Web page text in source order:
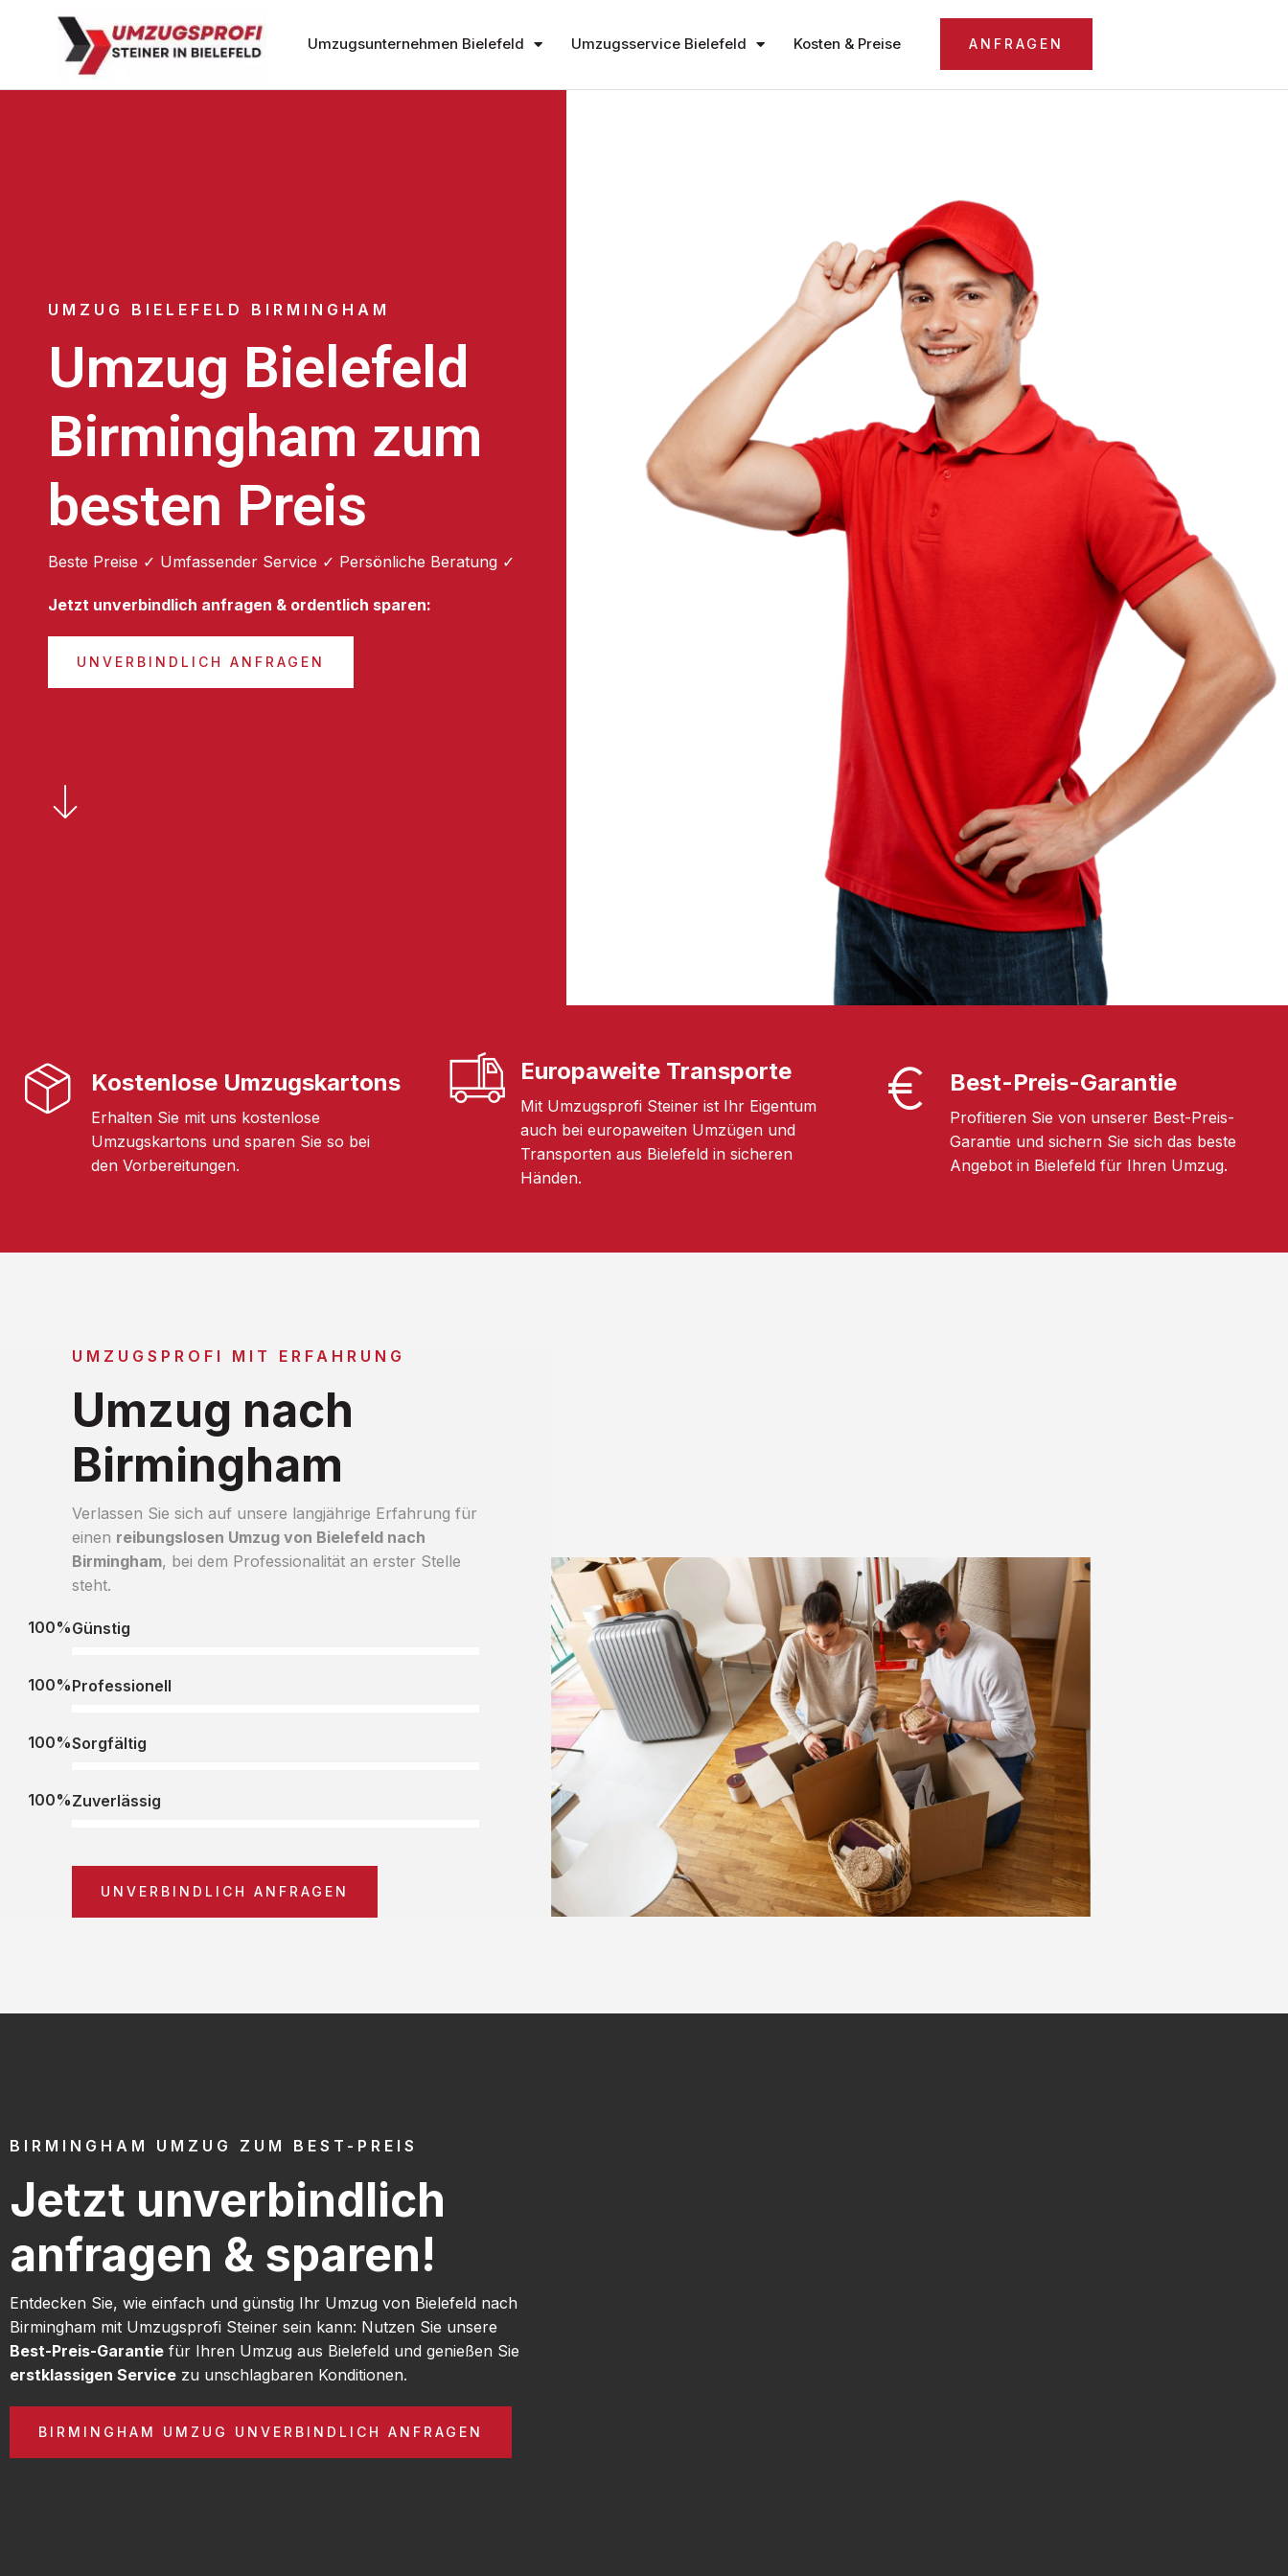
Umzugsunternehmen Bielefeld Umzugsservice Bielefeld Kosten & Preise ANFRAGEN
UMZUG BIELEFELD BIRMINGHAM
Umzug Bielefeld
Birmingham zum
besten Preis
Beste Preise ✓ Umfassender Service ✓ Persönliche Beratung ✓
Jetzt unverbindlich anfragen & ordentlich sparen:
UNVERBINDLICH ANFRAGEN
Kostenlose Umzugskartons
Erhalten Sie mit uns kostenlose
Umzugskartons und sparen Sie so bei
den Vorbereitungen.
Europaweite Transporte
Mit Umzugsprofi Steiner ist Ihr Eigentum
auch bei europaweiten Umzügen und
Transporten aus Bielefeld in sicheren
Händen.
Best-Preis-Garantie
Profitieren Sie von unserer Best-Preis-
Garantie und sichern Sie sich das beste
Angebot in Bielefeld für Ihren Umzug.
UMZUGSPROFI MIT ERFAHRUNG
Umzug nach
Birmingham
Verlassen Sie sich auf unsere langjährige Erfahrung für
einen reibungslosen Umzug von Bielefeld nach
Birmingham, bei dem Professionalität an erster Stelle
steht.
Günstig
100%
Professionell
100%
Sorgfältig
100%
Zuverlässig
100%
UNVERBINDLICH ANFRAGEN
BIRMINGHAM UMZUG ZUM BEST-PREIS
Jetzt unverbindlich
anfragen & sparen!
Entdecken Sie, wie einfach und günstig Ihr Umzug von Bielefeld nach
Birmingham mit Umzugsprofi Steiner sein kann: Nutzen Sie unsere
Best-Preis-Garantie für Ihren Umzug aus Bielefeld und genießen Sie
erstklassigen Service zu unschlagbaren Konditionen.
BIRMINGHAM UMZUG UNVERBINDLICH ANFRAGEN